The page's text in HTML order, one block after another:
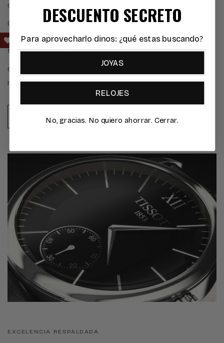
diamantes y piedras preciosas de la más alta calidad.
Gracias a esta conexión privilegiada, garantizamos no
solo la autenticidad y el prestigio de cada gema, sino
tambiénlos mejores precios, sin intermediarios.
Calidad, confianza y valor desde el origen hasta tus
manos.
SABER MÁS >
EXCELENCIA RESPALDADA
DESCUENTO SECRETO
Para aprovecharlo dinos: ¿qué estas buscando?
JOYAS
RELOJES
No, gracias. No quiero ahorrar. Cerrar.